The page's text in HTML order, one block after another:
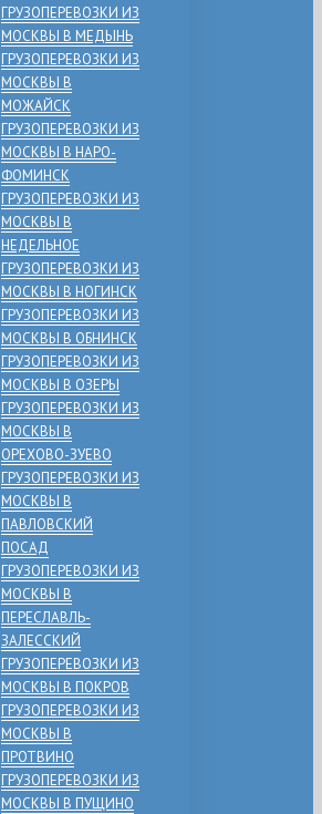
ГРУЗОПЕРЕВОЗКИ ИЗ
МОСКВЫ В МЕДЫНЬ
ГРУЗОПЕРЕВОЗКИ ИЗ
МОСКВЫ В
МОЖАЙСК
ГРУЗОПЕРЕВОЗКИ ИЗ
МОСКВЫ В НАРО-
ФОМИНСК
ГРУЗОПЕРЕВОЗКИ ИЗ
МОСКВЫ В
НЕДЕЛЬНОЕ
ГРУЗОПЕРЕВОЗКИ ИЗ
МОСКВЫ В НОГИНСК
ГРУЗОПЕРЕВОЗКИ ИЗ
МОСКВЫ В ОБНИНСК
ГРУЗОПЕРЕВОЗКИ ИЗ
МОСКВЫ В ОЗЕРЫ
ГРУЗОПЕРЕВОЗКИ ИЗ
МОСКВЫ В
ОРЕХОВО-ЗУЕВО
ГРУЗОПЕРЕВОЗКИ ИЗ
МОСКВЫ В
ПАВЛОВСКИЙ
ПОСАД
ГРУЗОПЕРЕВОЗКИ ИЗ
МОСКВЫ В
ПЕРЕСЛАВЛЬ-
ЗАЛЕССКИЙ
ГРУЗОПЕРЕВОЗКИ ИЗ
МОСКВЫ В ПОКРОВ
ГРУЗОПЕРЕВОЗКИ ИЗ
МОСКВЫ В
ПРОТВИНО
ГРУЗОПЕРЕВОЗКИ ИЗ
МОСКВЫ В ПУЩИНО